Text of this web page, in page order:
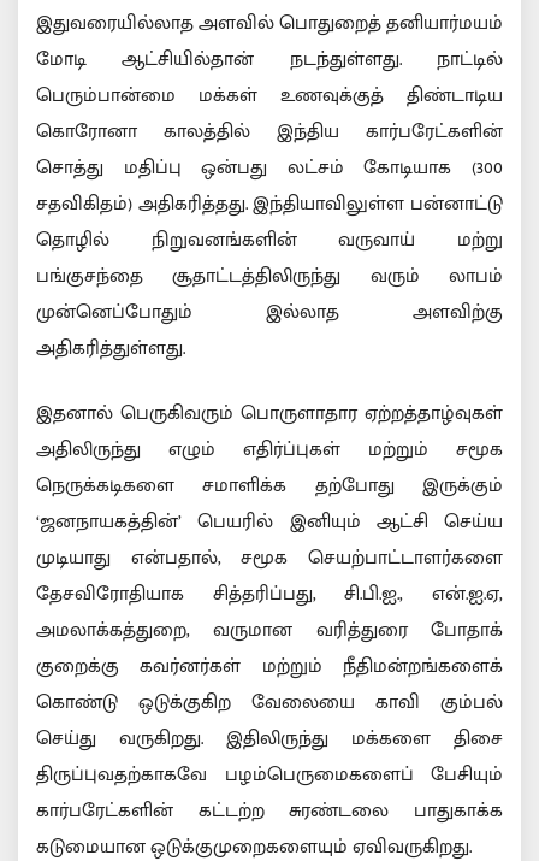
இதுவரையில்லாத அளவில் பொதுறைத் தனியார்மயம்
மோடி ஆட்சியில்தான் நடந்துள்ளது. நாட்டில்
பெரும்பான்மை மக்கள் உணவுக்குத் திண்டாடிய
கொரோனா காலத்தில் இந்திய கார்பரேட்களின்
சொத்து மதிப்பு ஒன்பது லட்சம் கோடியாக (300
சதவிகிதம்) அதிகரித்தது. இந்தியாவிலுள்ள பன்னாட்டு
தொழில் நிறுவனங்களின் வருவாய் மற்று
பங்குசந்தை சூதாட்டத்திலிருந்து வரும் லாபம்
முன்னெப்போதும் இல்லாத அளவிற்கு
அதிகரித்துள்ளது.
இதனால் பெருகிவரும் பொருளாதார ஏற்றத்தாழ்வுகள்
அதிலிருந்து எழும் எதிர்ப்புகள் மற்றும் சமூக
நெருக்கடிகளை சமாளிக்க தற்போது இருக்கும்
‘ஜனநாயகத்தின்’ பெயரில் இனியும் ஆட்சி செய்ய
முடியாது என்பதால், சமூக செயற்பாட்டாளர்களை
தேசவிரோதியாக சித்தரிப்பது, சி.பி.ஐ., என்.ஐ.ஏ,
அமலாக்கத்துறை, வருமான வரித்துரை போதாக்
குறைக்கு கவர்னர்கள் மற்றும் நீதிமன்றங்களைக்
கொண்டு ஒடுக்குகிற வேலையை காவி கும்பல்
செய்து வருகிறது. இதிலிருந்து மக்களை திசை
திருப்புவதற்காகவே பழம்பெருமைகளைப் பேசியும்
கார்பரேட்களின் கட்டற்ற சுரண்டலை பாதுகாக்க
கடுமையான ஒடுக்குமுறைகளையும் ஏவிவருகிறது.